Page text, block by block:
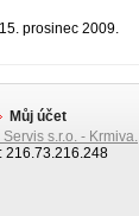
prosinec 2009.
Můj účet
Servis s.r.o. - Krmiva.
216.73.216.248